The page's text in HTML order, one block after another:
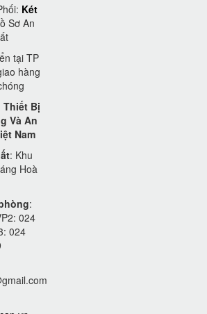
Két
Sơ An
tại TP
hàng
Thiết Bị
Và An
Nam
: Khu
Hoà
:
024
024